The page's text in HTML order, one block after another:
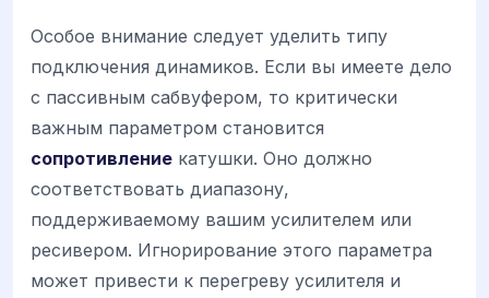
Особое внимание следует уделить типу
подключения динамиков. Если вы имеете дело
с пассивным сабвуфером, то критически
важным параметром становится
сопротивление катушки. Оно должно
соответствовать диапазону,
поддерживаемому вашим усилителем или
ресивером. Игнорирование этого параметра
может привести к перегреву усилителя и